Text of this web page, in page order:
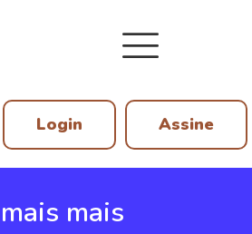
Login Assine
mais